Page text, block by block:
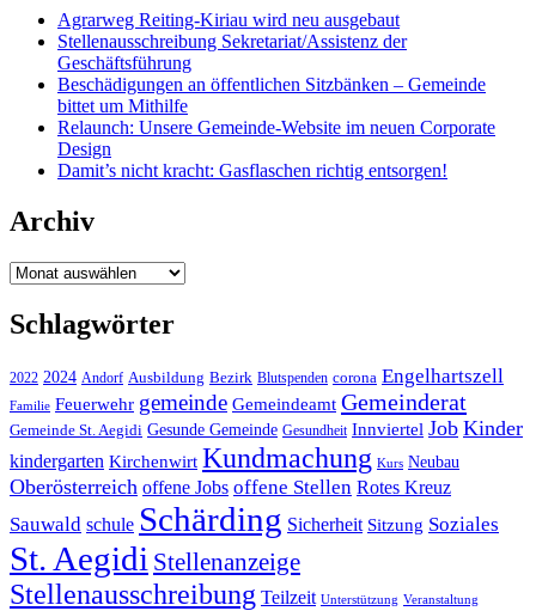
Agrarweg Reiting-Kiriau wird neu ausgebaut
Stellenausschreibung Sekretariat/Assistenz der
Geschäftsführung
Beschädigungen an öffentlichen Sitzbänken – Gemeinde
bittet um Mithilfe
Relaunch: Unsere Gemeinde-Website im neuen Corporate
Design
Damit’s nicht kracht: Gasflaschen richtig entsorgen!
Archiv
Archiv
Schlagwörter
2022 2024 Andorf Ausbildung Bezirk Blutspenden corona Engelhartszell
Familie Feuerwehr gemeinde Gemeindeamt Gemeinderat
Gemeinde St. Aegidi Gesunde Gemeinde Gesundheit Innviertel Job Kinder
kindergarten Kirchenwirt Kundmachung Kurs Neubau
Oberösterreich offene Jobs offene Stellen Rotes Kreuz
Sauwald schule Schärding Sicherheit Sitzung Soziales
St. Aegidi Stellenanzeige
Stellenausschreibung Teilzeit Unterstützung Veranstaltung